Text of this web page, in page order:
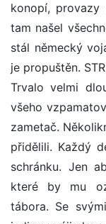
konopí,
tam našel
stál německý
je propuštěn.
Trvalo velmi
všeho
zametač.
přidělili. Každý
schránku. Jen
které by mu
tábora. Se